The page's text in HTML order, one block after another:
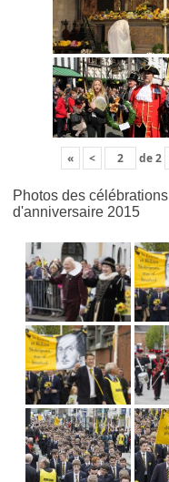
« < de2
Photos des célébrations
d'anniversaire 2015